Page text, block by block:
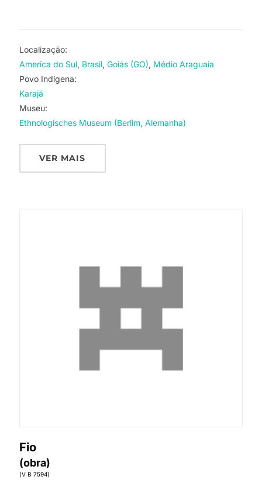
Localização:
America do Sul Brasil Goiás (GO) Médio Araguaia
Povo Indigena:
Karajá
Museu:
Ethnologisches Museum (Berlim, Alemanha)
VER MAIS
Fio
(obra)
(V B 7594)